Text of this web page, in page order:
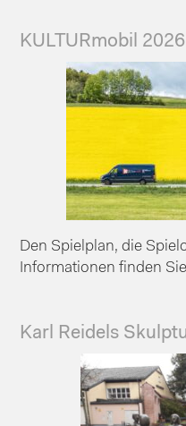
KULTURmobil 2026
Den Spielplan, die
Informationen finden
Karl Reidels